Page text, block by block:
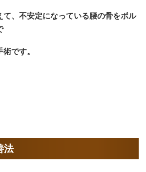
て、不安定になっている腰の骨をボル
です。
法